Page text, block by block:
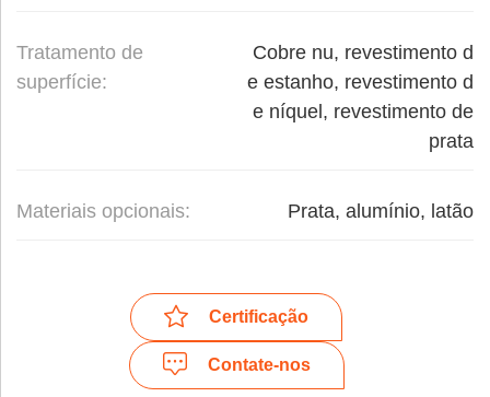
Tratamento de
superfície:
Cobre nu, revestimento d
e estanho, revestimento d
e níquel, revestimento de
prata
Materiais opcionais: Prata, alumínio, latão
Certificação
Contate-nos